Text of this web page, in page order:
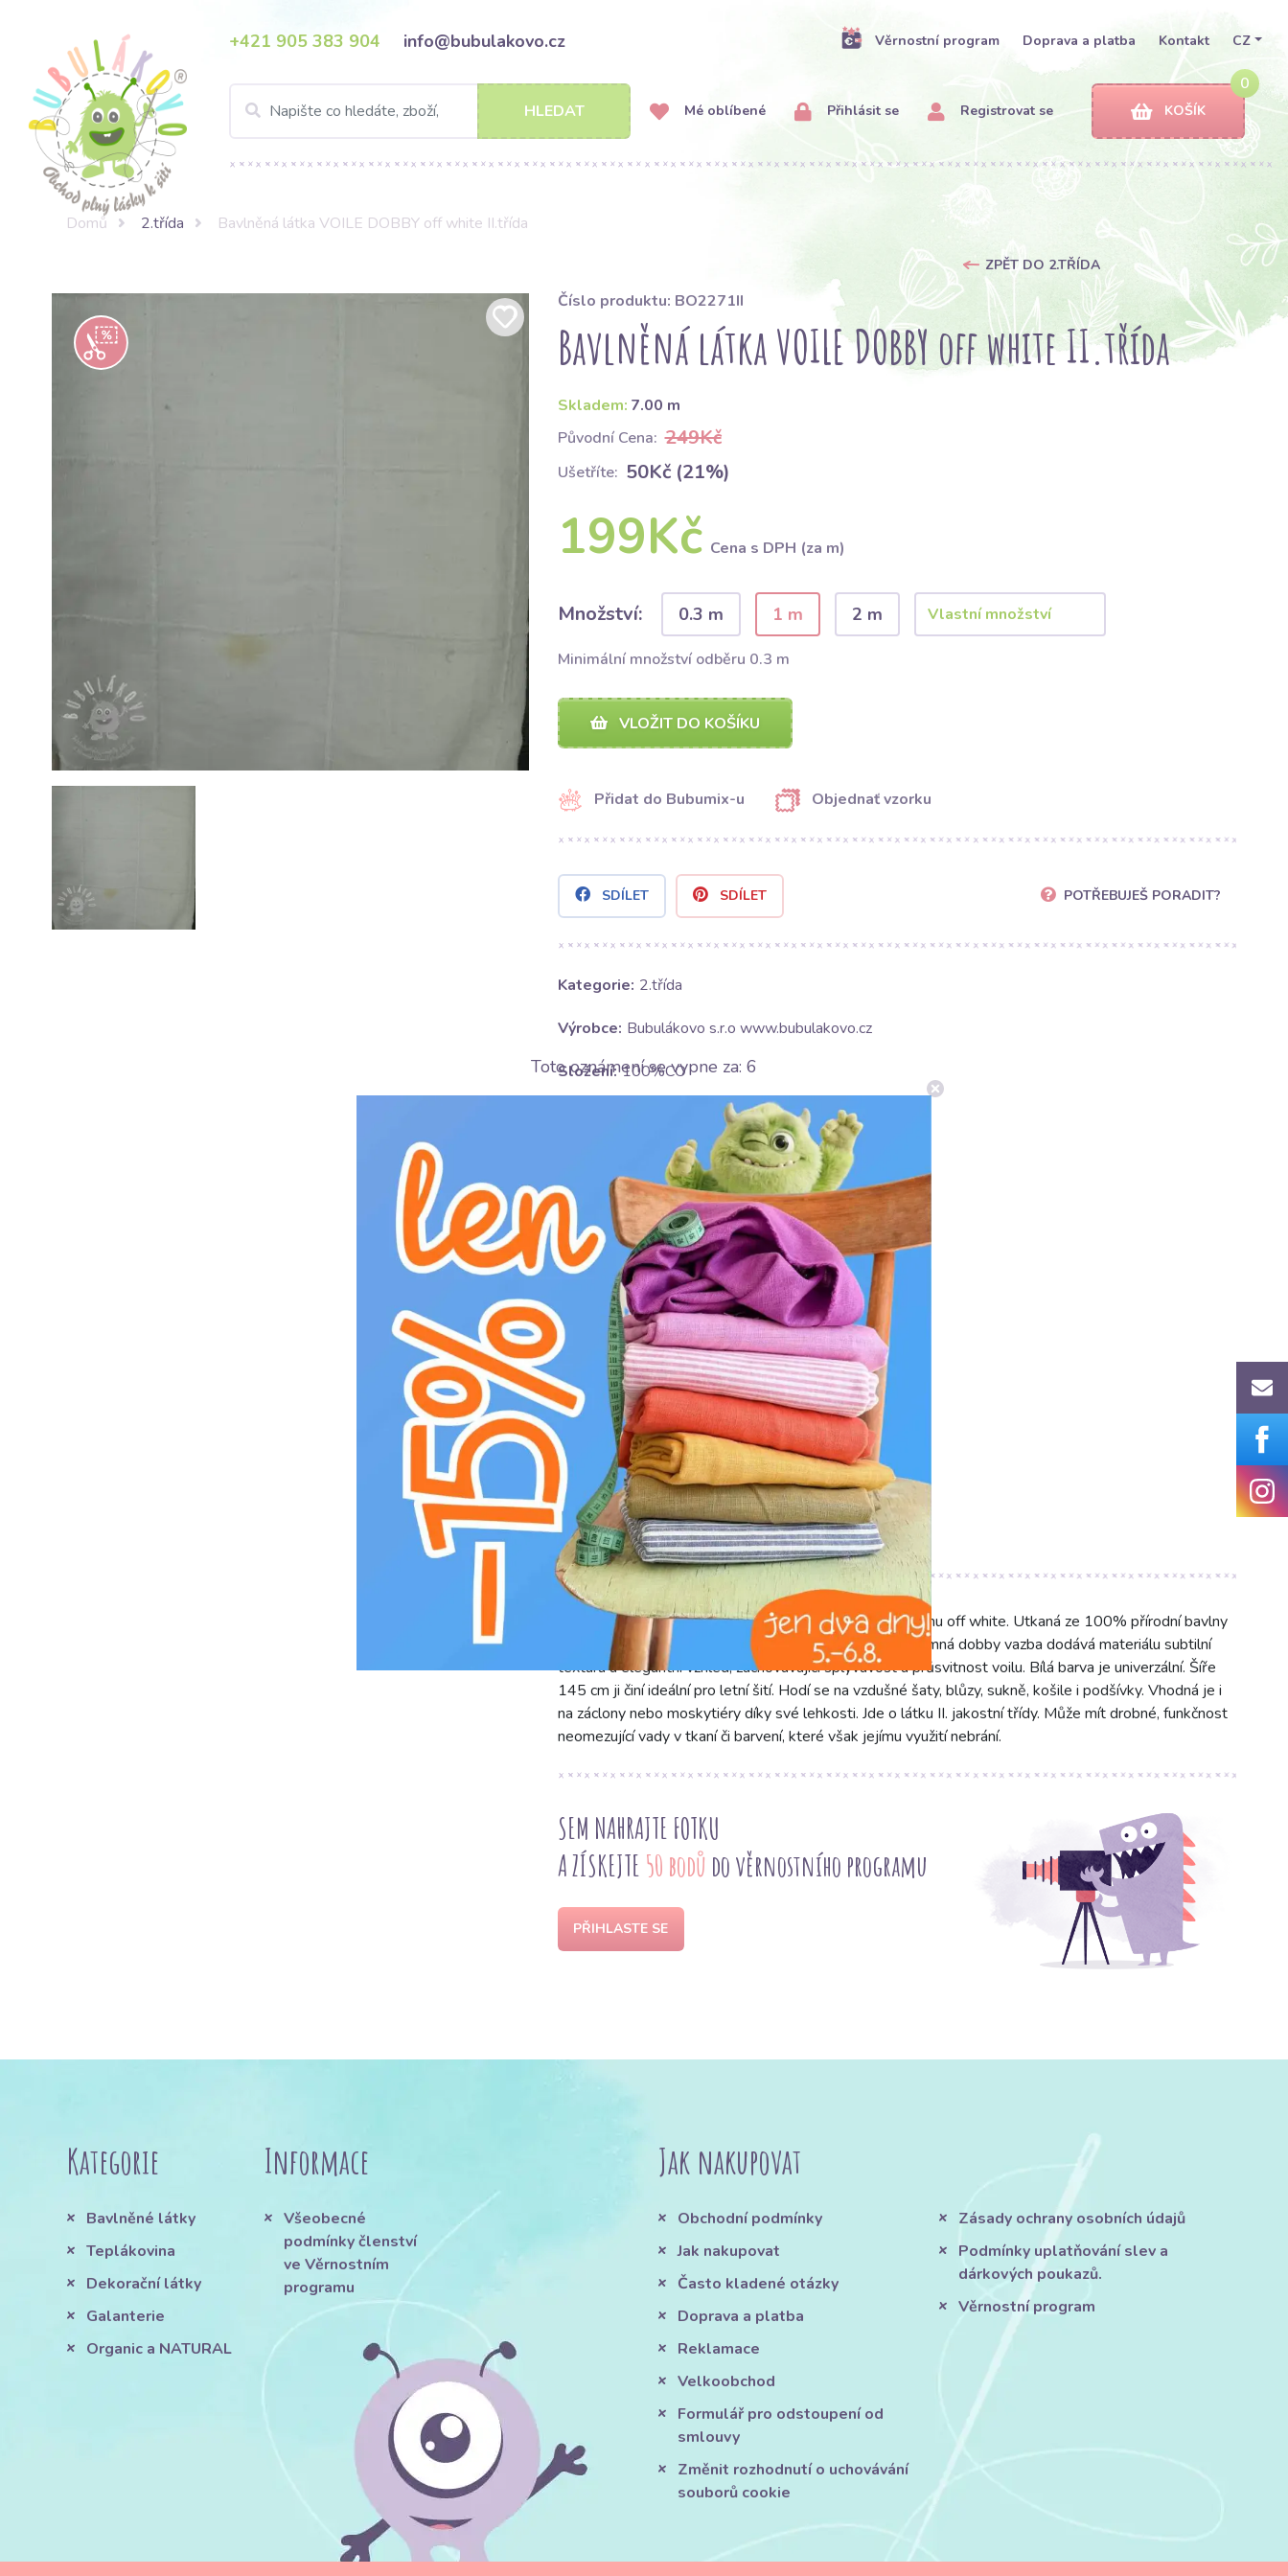
+421 905 383 904 info@bubulakovo.cz Věrnostní program Doprava a platba Kontakt CZ
HLEDAT Mé oblíbené Přihlásit se Registrovat se
0
KOŠÍK
Domů 2.třída Bavlněná látka VOILE DOBBY off white II.třída
ZPĚT DO 2.TŘÍDA
Číslo produktu: BO2271II
Bavlněná látka VOILE DOBBY off white II.třída
Skladem: 7.00 m
Původní Cena: 249Kč
Ušetříte: 50Kč (21%)
199Kč Cena s DPH (za m)
Množství: 0.3 m 1 m 2 m
Minimální množství odběru 0.3 m
VLOŽIT DO KOŠÍKU
Přidat do Bubumix-u Objednať vzorku
SDÍLET SDÍLET POTŘEBUJEŠ PORADIT?
Kategorie: 2.třída
Výrobce: Bubulákovo s.r.o www.bubulakovo.cz
Složení: 100%CO
80 g/m2
Motív: Jednobarevné
Barva: bílá
Ošetrování:
E žehlit na středním stupni (150°C)
H nebělit
V v sušičce sušit na nízkém stupni (do 60°C)
K nečistit chemicky
g prát na 30°C
Lehká a prodyšná bavlněná látka VOILE DOBBY v odstínu off white. Utkaná ze 100% přírodní bavlny
s gramáží 80 g/m2 je mimořádně vzdušná a příjemná. Jemná dobby vazba dodává materiálu subtilní
texturu a elegantní vzhled, zachovávající splývavost a průsvitnost voilu. Bílá barva je univerzální. Šíře
145 cm ji činí ideální pro letní šití. Hodí se na vzdušné šaty, blůzy, sukně, košile i podšívky. Vhodná je i
na záclony nebo moskytiéry díky své lehkosti. Jde o látku II. jakostní třídy. Může mít drobné, funkčnost
neomezující vady v tkaní či barvení, které však jejímu využití nebrání.
SEM NAHRAJTE FOTKU
A ZÍSKEJTE 50 bodů do věrnostního programu
PŘIHLASTE SE
Kategorie
Bavlněné látky
Teplákovina
Dekorační látky
Galanterie
Organic a NATURAL
Informace
Všeobecné
podmínky členství
ve Věrnostním
programu
Jak nakupovat
Obchodní podmínky
Jak nakupovat
Často kladené otázky
Doprava a platba
Reklamace
Velkoobchod
Formulář pro odstoupení od
smlouvy
Změnit rozhodnutí o uchovávání
souborů cookie
Zásady ochrany osobních údajů
Podmínky uplatňování slev a
dárkových poukazů.
Věrnostní program
Toto oznámení se vypne za: 5